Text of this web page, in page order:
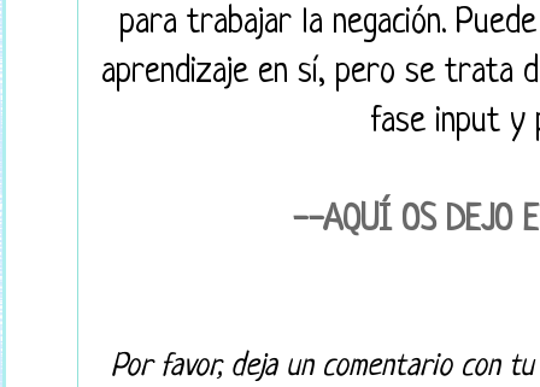
para trabajar la negación.
aprendizaje en sí, pero se trata
fase input y
--AQUÍ OS DEJO
Por favor, deja un comentario con